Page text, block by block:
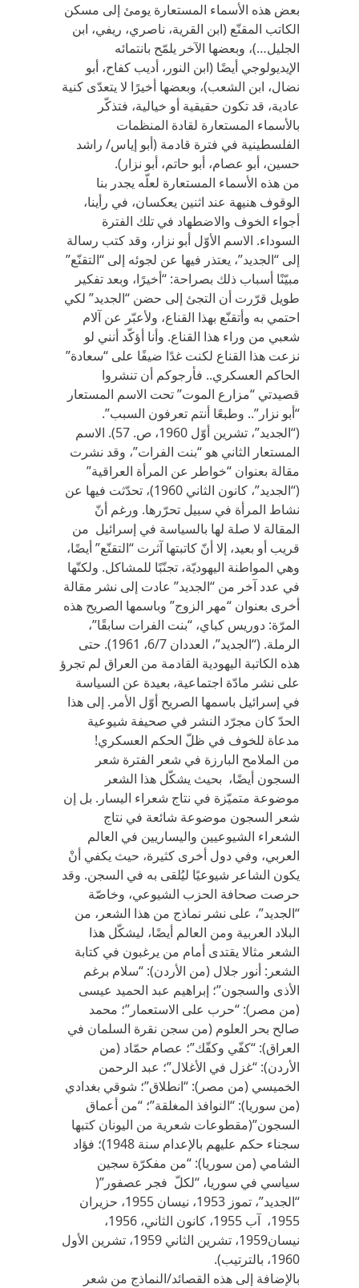
بعض هذه الأسماء المستعارة يومئ إلى مسكن
الكاتب المقنّع (ابن القرية، ناصري، ريفي، ابن
الجليل…)، وبعضها الآخر يلمّح بانتمائه
الإيديولوجي أيضًا (ابن النور، أديب كفاح، أبو
نضال، ابن الشعب)، وبعضها أخيرًا لا يتعدّى كنية
عادية، قد تكون حقيقية أو خيالية، فتذكّر
بالأسماء المستعارة لقادة المنظمات
الفلسطينية في فترة قادمة (أبو إياس/ راشد
حسين، أبو عصام، أبو حاتم، أبو نزار).
من هذه الأسماء المستعارة لعلّه يجدر بنا
الوقوف هنيهة عند اثنين يعكسان، في رأينا،
أجواء الخوف والاضطهاد في تلك الفترة
السوداء. الاسم الأوّل أبو نزار، وقد كتب رسالة
إلى “الجديد”، يعتذر فيها عن لجوئه إلى “التقنّع”
مبيّنًا أسباب ذلك بصراحة: “أخيرًا، وبعد تفكير
طويل قرّرت أن التجئ إلى حضن “الجديد” لكي
احتمي به وأتقنّع بهذا القناع، ولأعبّر عن آلام
شعبي من وراء هذا القناع. وأنا أؤكّد أنني لو
نزعت هذا القناع لكنت غدًا ضيفًا على “سعادة”
الحاكم العسكري.. فأرجوكم أن تنشروا
قصيدتي “مزارع الموت” تحت الاسم المستعار
“أبو نزار”.. وطبعًا أنتم تعرفون السبب”.
(“الجديد”، تشرين أوّل 1960، ص. 57). الاسم
المستعار الثاني هو “بنت الفرات”، وقد نشرت
مقالة بعنوان “خواطر عن المرأة العراقية”
(“الجديد”، كانون الثاني 1960)، تحدّثت فيها عن
نشاط المرأة في سبيل تحرّرها. ورغم أنّ
المقالة لا صلة لها بالسياسة في إسرائيل من
قريب أو بعيد، إلا أنّ كاتبتها آثرت “التقنّع” أيضًا،
وهي المواطنة اليهوديّة، تجنّبًا للمشاكل. ولكنّها
في عدد آخر من “الجديد” عادت إلى نشر مقالة
أخرى بعنوان “مهر الزوج” وباسمها الصريح هذه
المرّة: دوريس كباي، “بنت الفرات سابقًا”،
الرملة. (“الجديد”، العددان 6/7، 1961). حتى
هذه الكاتبة اليهودية القادمة من العراق لم تجرؤ
على نشر مادّة اجتماعية، بعيدة عن السياسة
في إسرائيل باسمها الصريح أوّل الأمر. إلى هذا
الحدّ كان مجرّد النشر في صحيفة شيوعية
مدعاة للخوف في ظلّ الحكم العسكري!
من الملامح البارزة في شعر الفترة شعر
السجون أيضًا، بحيث يشكّل هذا الشعر
موضوعة متميّزة في نتاج شعراء اليسار. بل إن
شعر السجون موضوعة شائعة في نتاج
الشعراء الشيوعيين واليساريين في العالم
العربي، وفي دول أخرى كثيرة، حيث يكفي أنْ
يكون الشاعر شيوعيًا ليُلقى به في السجن. وقد
حرصت صحافة الحزب الشيوعي، وخاصّة
“الجديد”، على نشر نماذج من هذا الشعر، من
البلاد العربية ومن العالم أيضًا، ليشكّل هذا
الشعر مثالا يقتدى أمام من يرغبون في كتابة
الشعر: أنور جلال (من الأردن): “سلام برغم
الأذى والسجون”؛ إبراهيم عبد الحميد عيسى
(من مصر): “حرب على الاستعمار”؛ محمد
صالح بحر العلوم (من سجن نقرة السلمان في
العراق): “كفّي وكفّك”؛ عصام حمّاد (من
الأردن): “غزل في الأغلال”؛ عبد الرحمن
الخميسي (من مصر): “انطلاق”؛ شوقي بغدادي
(من سوريا): “النوافذ المغلقة”؛ “من أعماق
السجون”(مقطوعات شعرية من اليونان كتبها
سجناء حكم عليهم بالإعدام سنة 1948)؛ فؤاد
الشامي (من سوريا): “من مفكرّة سجين
سياسي في سوريا، “لكلّ فجر عصفور”(
“الجديد”، تموز 1953، نيسان 1955، حزيران
1955، آب 1955، كانون الثاني، 1956،
نيسان1959، تشرين الثاني 1959، تشرين الأول
1960، بالترتيب).
بالإضافة إلى هذه القصائد/النماذج من شعر